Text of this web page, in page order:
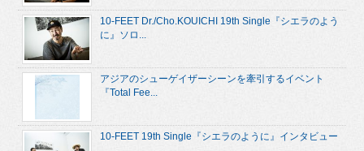
10-FEET Dr./Cho.KOUICHI 19th Single『シエラのよう
に』ソロ...
アジアのシューゲイザーシーンを牽引するイベント
『Total Fee...
10-FEET 19th Single『シエラのように』インタビュー